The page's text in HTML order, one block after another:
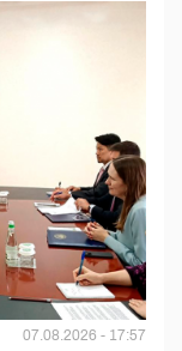
07.08.2026 - 17:57